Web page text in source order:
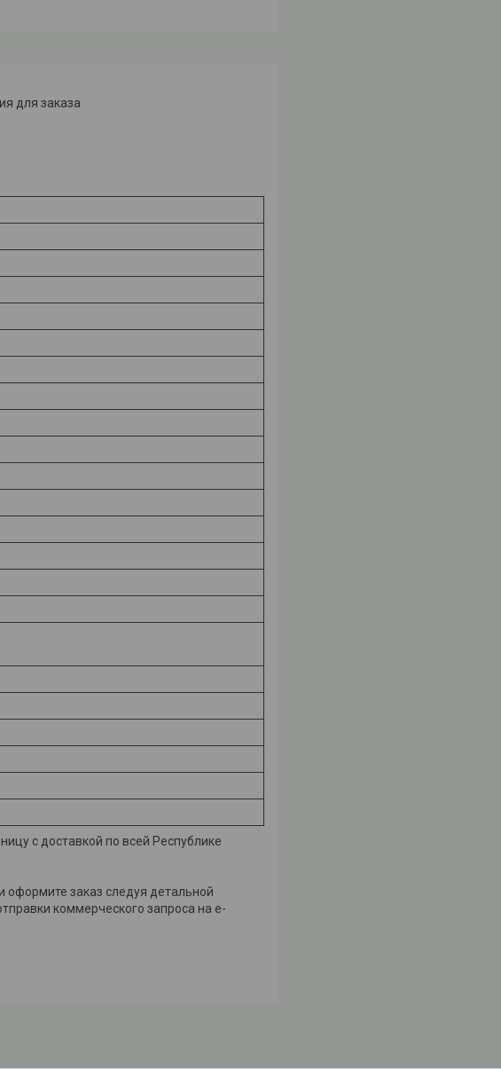
для заказа
с доставкой по всей Республике
оформите заказ следуя детальной
коммерческого запроса на e-